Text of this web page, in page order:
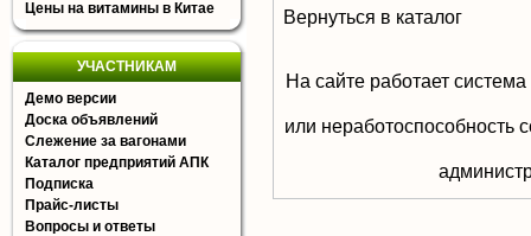
Цены на витамины в Китае
УЧАСТНИКАМ
Демо версии
Доска объявлений
Слежение за вагонами
Каталог предприятий АПК
Подписка
Прайс-листы
Вопросы и ответы
Вернуться в каталог
На сайте работает
или неработоспособность